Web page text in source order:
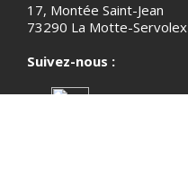
17, Montée Saint-Jean
73290 La Motte-Servolex
Suivez-nous :